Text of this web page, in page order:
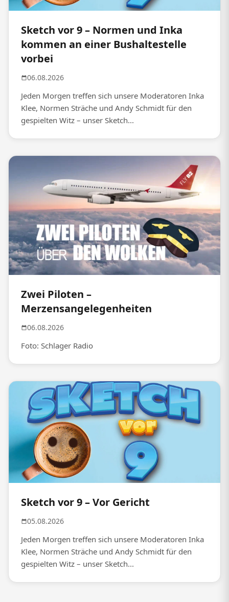
Sketch vor 9 – Normen und Inka
kommen an einer Bushaltestelle
vorbei
06.08.2026
Jeden Morgen treffen sich unsere Moderatoren Inka
Klee, Normen Sträche und Andy Schmidt für den
gespielten Witz – unser Sketch...
Zwei Piloten –
Merzensangelegenheiten
06.08.2026
Foto: Schlager Radio
Sketch vor 9 – Vor Gericht
05.08.2026
Jeden Morgen treffen sich unsere Moderatoren Inka
Klee, Normen Sträche und Andy Schmidt für den
gespielten Witz – unser Sketch...